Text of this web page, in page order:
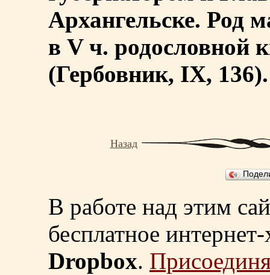
Архангельске. Род
в V ч. родословной
(Гербовник, IX,
Назад
В работе над этим
бесплатное
Dropbox.